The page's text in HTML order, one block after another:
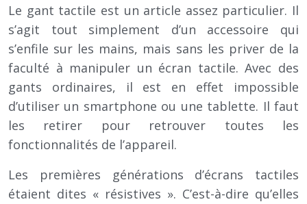
Le gant tactile est un article assez particulier. Il
s’agit tout simplement d’un accessoire qui
s’enfile sur les mains, mais sans les priver de la
faculté à manipuler un écran tactile. Avec des
gants ordinaires, il est en effet impossible
d’utiliser un smartphone ou une tablette. Il faut
les retirer pour retrouver toutes les
fonctionnalités de l’appareil.
Les premières générations d’écrans tactiles
étaient dites « résistives ». C’est-à-dire qu’elles